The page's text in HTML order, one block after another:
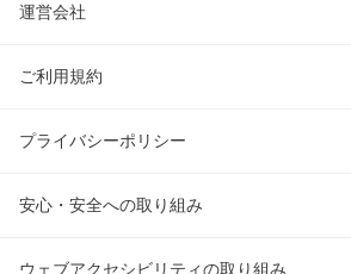
運営会社
ご利用規約
プライバシーポリシー
安心・安全への取り組み
ウェブアクセシビリティの取り組み